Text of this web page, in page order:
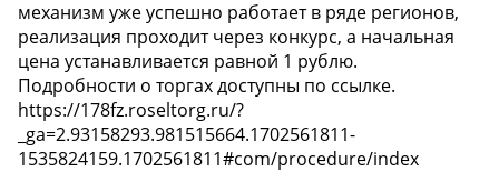
механизм уже успешно работает в ряде регионов,
реализация проходит через конкурс, а начальная
цена устанавливается равной 1 рублю.
Подробности о торгах доступны по ссылке.
https://178fz.roseltorg.ru/?
_ga=2.93158293.981515664.1702561811-
1535824159.1702561811#com/procedure/index